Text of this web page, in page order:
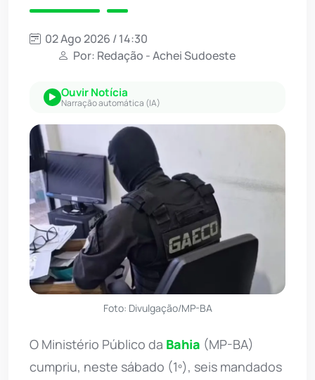
02 Ago 2026 / 14:30
Por: Redação - Achei Sudoeste
Ouvir Notícia
Narração automática (IA)
Foto: Divulgação/MP-BA
O Ministério Público da Bahia (MP-BA)
cumpriu, neste sábado (1º), seis mandados